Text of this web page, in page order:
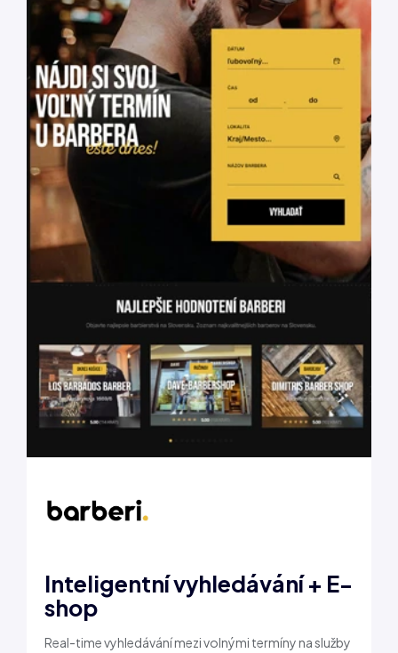
Inteligentní vyhledávání + E-
shop
Real-time vyhledávání mezi volnými termíny na služby